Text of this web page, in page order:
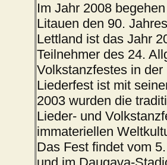
Im Jahr 2008
Litauen den 90.
Lettland ist das Jahr
Teilnehmer des 24.
Volkstanzfestes in
Liederfest ist mit
2003 wurden die
Lieder- und
immateriellen
Das Fest findet vom